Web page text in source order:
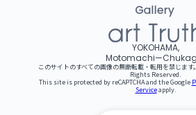
YOKOHAMA,
このサイトのすべての画像の無断転載・転用を禁じま
Rights Reserved.
This site is protected by reCAPTCHA and the Google
Serviceapply.